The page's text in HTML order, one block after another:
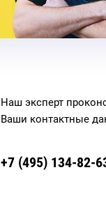
Наш эксперт
Ваши контактные
+7 (495)134-82-